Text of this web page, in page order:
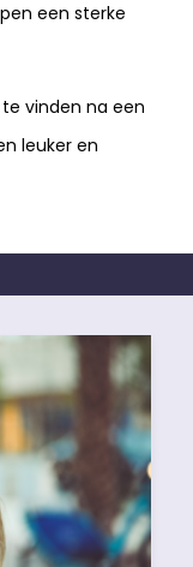
een sterke
vinden na een
leuker en